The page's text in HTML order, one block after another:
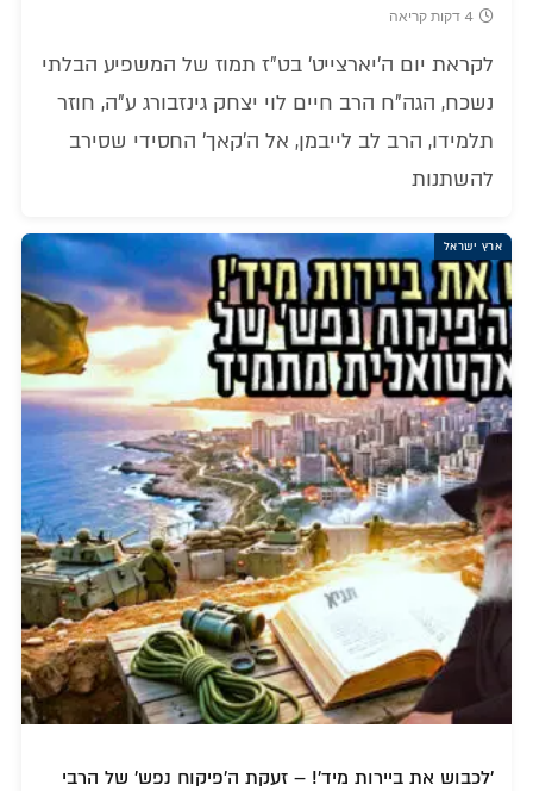
4 דקות קריאה
לקראת יום ה'יארצייט' בט"ז תמוז של המשפיע הבלתי
נשכח, הגה"ח הרב חיים לוי יצחק גינזבורג ע"ה, חוזר
תלמידו, הרב לב לייבמן, אל ה'קאך' החסידי שסירב
להשתנות
ארץ ישראל
'לכבוש את ביירות מיד'! – זעקת ה'פיקוח נפש' של הרבי